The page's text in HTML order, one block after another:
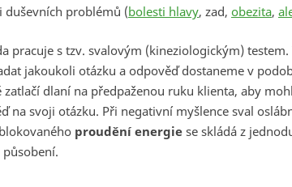
duševních problémů (bolesti hlavy, zad, obezita,
pracuje s tzv. svalovým (kineziologickým)
jakoukoli otázku a odpověď dostaneme v
zatlačí dlaní na předpaženou ruku klienta, aby
na svoji otázku. Při negativní myšlence sval
proudění energie se skládá z